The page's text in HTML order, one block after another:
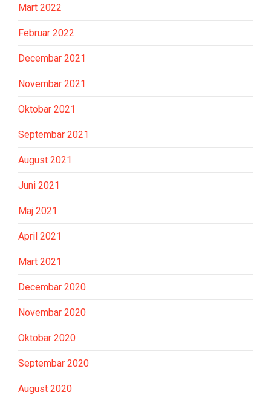
Mart 2022
Februar 2022
Decembar 2021
Novembar 2021
Oktobar 2021
Septembar 2021
August 2021
Juni 2021
Maj 2021
April 2021
Mart 2021
Decembar 2020
Novembar 2020
Oktobar 2020
Septembar 2020
August 2020